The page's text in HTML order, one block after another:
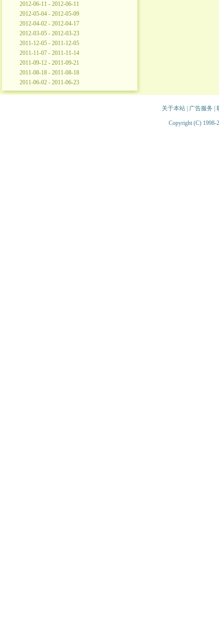
2012-06-11 - 2012-06-11
2012-05-04 - 2012-05-09
2012-04-02 - 2012-04-17
2012-03-05 - 2012-03-23
2011-12-05 - 2011-12-05
2011-11-07 - 2011-11-14
2011-09-12 - 2011-09-21
2011-08-18 - 2011-08-18
2011-06-02 - 2011-06-23
关于本站| 广告服务
Copyright (C) 1998-